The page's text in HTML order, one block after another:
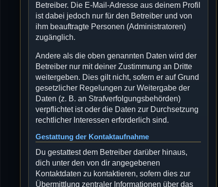
Betreiber. Die E-Mail-Adresse aus deinem Profil
ist dabei jedoch nur für den Betreiber und von
ihm beauftragte Personen (Administratoren)
zugänglich.
Andere als die oben genannten Daten wird der
Betreiber nur mit deiner Zustimmung an Dritte
weitergeben. Dies gilt nicht, sofern er auf Grund
gesetzlicher Regelungen zur Weitergabe der
Daten (z. B. an Strafverfolgungsbehörden)
verpflichtet ist oder die Daten zur Durchsetzung
rechtlicher Interessen erforderlich sind.
Gestattung der Kontaktaufnahme
Du gestattest dem Betreiber darüber hinaus,
dich unter den von dir angegebenen
Kontaktdaten zu kontaktieren, sofern dies zur
Übermittlung zentraler Informationen über das